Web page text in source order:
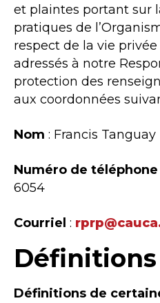
et plaintes portant sur
pratiques de
respect de la vie
adressés à notre
protection des
aux coordonnées
Nom : Francis Tanguay
Numéro de téléphone
6054
Courriel :
Définitions
Définitions de